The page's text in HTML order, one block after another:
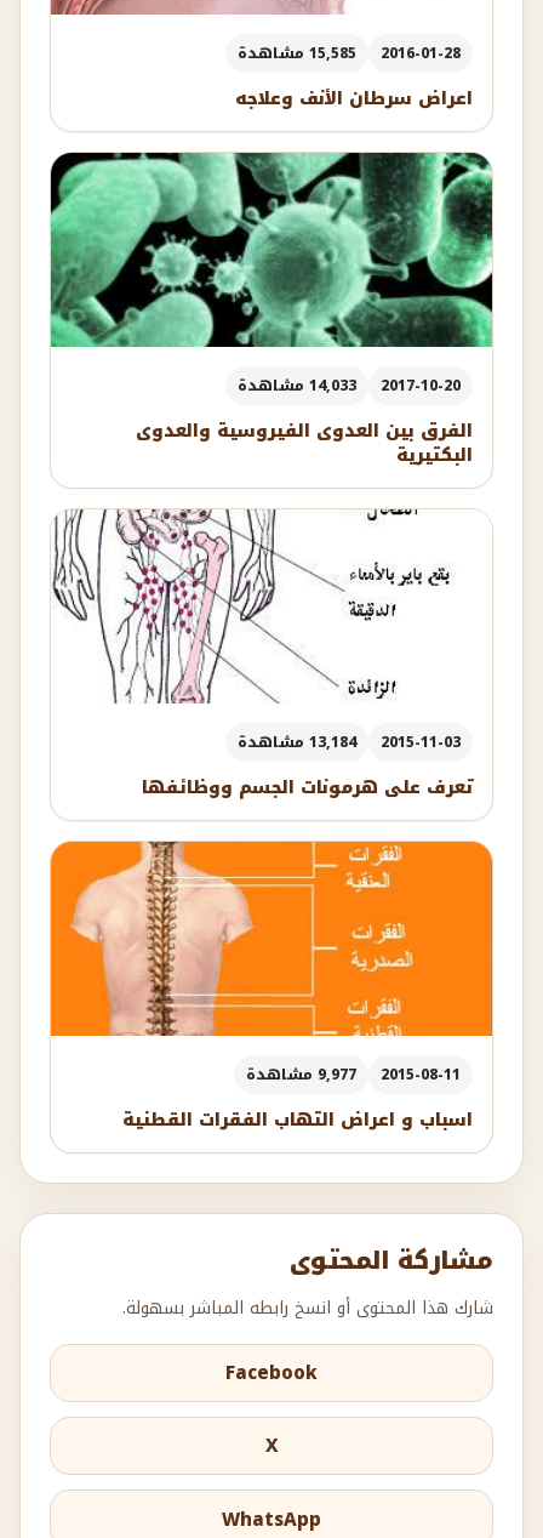
2016-01-28 15,585 مشاهدة
اعراض سرطان الأنف وعلاجه
2017-10-20 14,033 مشاهدة
الفرق بين العدوى الفيروسية والعدوى
البكتيرية
2015-11-03 13,184 مشاهدة
تعرف على هرمونات الجسم ووظائفها
2015-08-11 9,977 مشاهدة
اسباب و اعراض التهاب الفقرات القطنية
مشاركة المحتوى
شارك هذا المحتوى أو انسخ رابطه المباشر بسهولة.
Facebook
X
WhatsApp